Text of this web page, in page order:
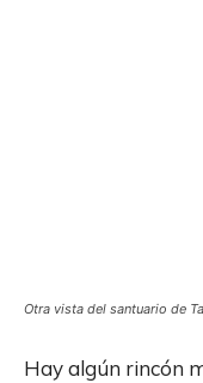
Otra vista del santuario de Ta
Hay algún rincón